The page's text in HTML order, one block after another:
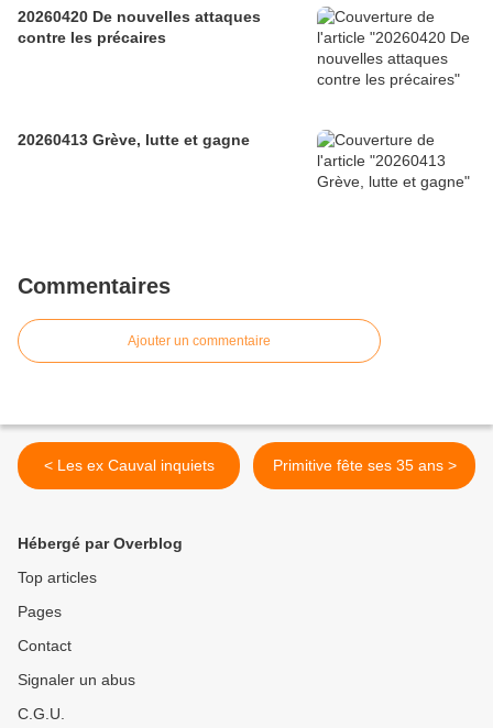
20260420 De nouvelles attaques
contre les précaires
20260413 Grève, lutte et gagne
Commentaires
Ajouter un commentaire
< Les ex Cauval inquiets Primitive fête ses 35 ans >
Hébergé par Overblog
Top articles
Pages
Contact
Signaler un abus
C.G.U.